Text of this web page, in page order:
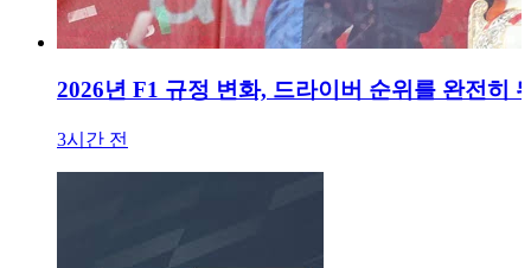
2026년 F1 규정 변화, 드라이버 순위를 완전히
3시간 전